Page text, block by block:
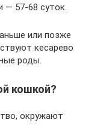
— 57-68 суток.
или позже
кесарево
роды.
кошкой?
окружают